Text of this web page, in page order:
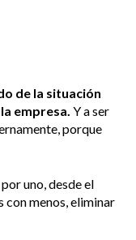
de la situación
empresa. Y a ser
porque
uno, desde el
con menos, eliminar